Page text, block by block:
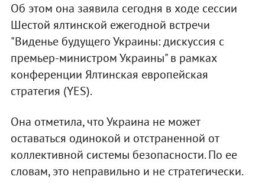
Об этом она заявила сегодня в ходе сессии
Шестой ялтинской ежегодной встречи
"Виденье будущего Украины: дискуссия с
премьер-министром Украины" в рамках
конференции Ялтинская европейская
стратегия (YES).
Она отметила, что Украина не может
оставаться одинокой и отстраненной от
коллективной системы безопасности. По ее
словам, это неправильно и не стратегически.